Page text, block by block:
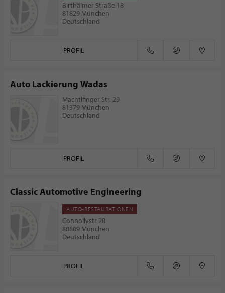
Birthälmer Straße 18
81829 München
Deutschland
PROFIL
Auto Lackierung Wadas
Machtlfinger Str. 29
81379 München
Deutschland
PROFIL
Classic Automotive Engineering
AUTO-RESTAURATIONEN
Connollystr 28
80809 München
Deutschland
PROFIL